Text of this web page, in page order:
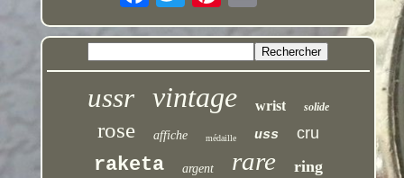
ussr vintage wrist solide
rose affiche médaille uss cru
raketa argent rare ring